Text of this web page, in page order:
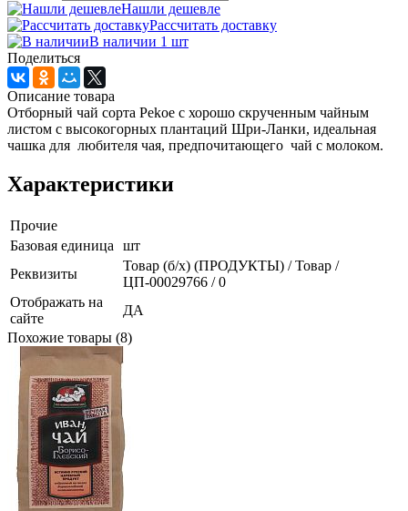
Нашли дешевле
Рассчитать доставку
В наличии 1 шт
Поделиться
Описание товара
Отборный чай сорта Pekoe с хорошо скрученным чайным
листом с высокогорных плантаций Шри-Ланки, идеальная
чашка для любителя чая, предпочитающего чай с молоком.
Характеристики
Прочие
Базовая единица
шт
Реквизиты
Товар (б/х) (ПРОДУКТЫ) / Товар /
ЦП-00029766 / 0
Отображать на
сайте
ДА
Похожие товары (8)